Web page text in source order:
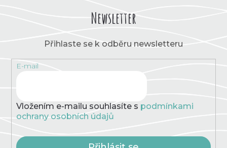
Newsletter
Přihlaste se k odběru newsletteru
E-mail
Vložením e-mailu souhlasíte s podmínkami
ochrany osobních údajů